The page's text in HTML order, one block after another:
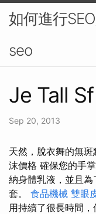
如何進行
seo
Je Tall
Sep 20, 2013
天然，脫衣舞的無
沫價格 確保您的手
納身體乳液，並且
套。 食品機械 雙眼
用持續了很長時間